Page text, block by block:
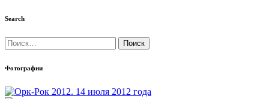
Search
Найти:
Фотографии